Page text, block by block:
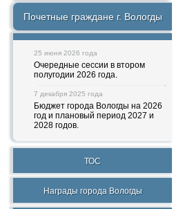
Почетные граждане г. Вологды
25 июня 2026 года
Очередные сессии в втором
полугодии 2026 года.
7 декабря 2025 года
Бюджет города Вологды на 2026
год и плановый период 2027 и
2028 годов.
ТОС
Награды города Вологды